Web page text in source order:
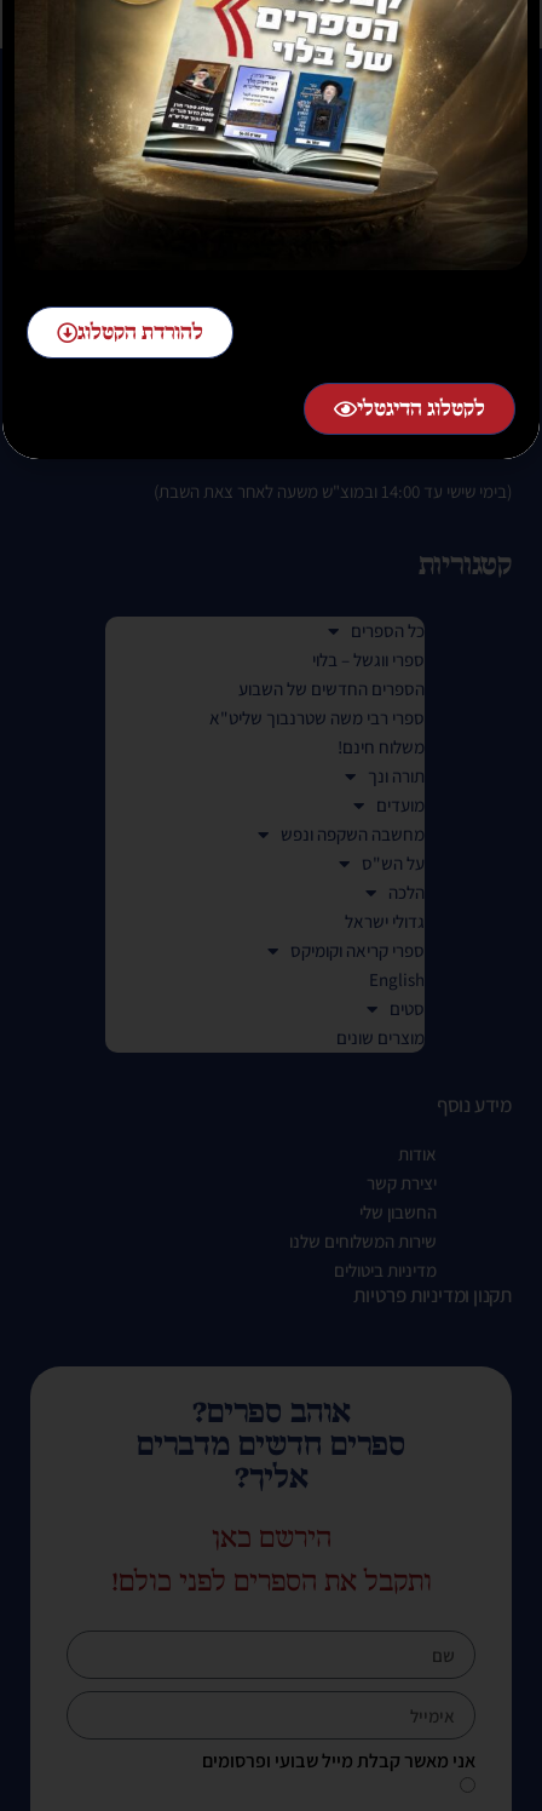
(בימי שישי עד 14:00 ובמוצ"ש משעה לאחר צאת השבת)
קטגוריות
כל הספרים
ספרי ווגשל – בלוי
הספרים החדשים של השבוע
ספרי רבי משה שטרנבוך שליט"א
משלוח חינם!
תורה ונך
מועדים
מחשבה השקפה ונפש
על הש"ס
הלכה
גדולי ישראל
ספרי קריאה וקומיקס
English
סטים
מוצרים שונים
מידע נוסף
אודות
יצירת קשר
החשבון שלי
שירות המשלוחים שלנו
מדיניות ביטולים
תקנון ומדיניות פרטיות
אוהב ספרים?
ספרים חדשים מדברים
אליך?
הירשם כאן
ותקבל את הספרים לפני כולם!
אני מאשר קבלת מייל שבועי ופרסומים
להורדת הקטלוג
לקטלוג הדיגטלי